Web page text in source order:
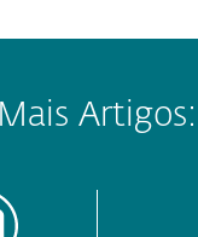
Mais Artigos: